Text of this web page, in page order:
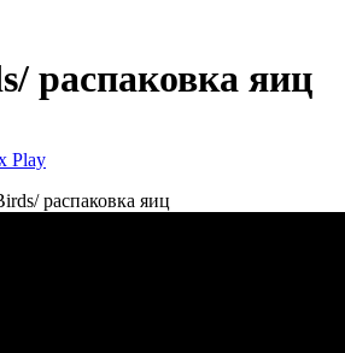
распаковка яиц
Play